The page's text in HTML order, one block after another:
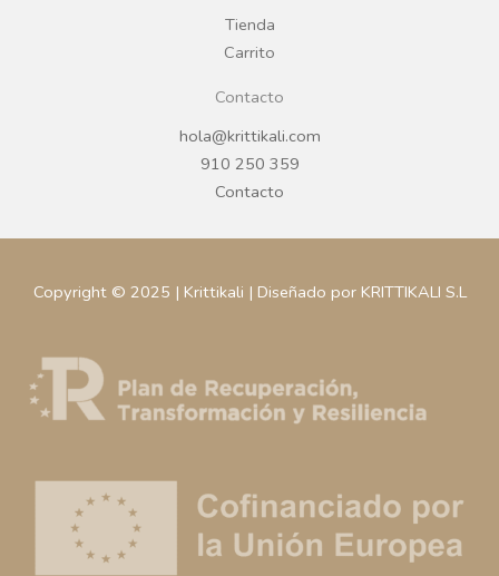
Tienda
Carrito
Contacto
hola@krittikali.com
910 250 359
Contacto
Copyright © 2025 | Krittikali | Diseñado por KRITTIKALI S.L